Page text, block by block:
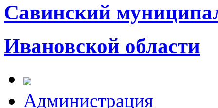
Савинский
Ивановской области
Администрация